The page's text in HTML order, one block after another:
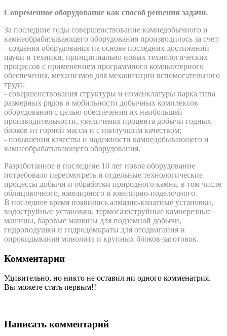
Современное оборудование как способ решения задачи.
За последние годы совершенствование камнедобычного и
камнеобрабатывающего оборудования производилось за счет:
- создания оборудования па основе последних достижений
пауки и техники, принципиально новых технологических
процессов с применением программного компьютерного
обеспечения, механизмов для механизации вспомогательного
труда;
- совершенствования структуры и номенклатуры парка типа
размерных рядов и мобильности добычных комплексов
оборудования с целью обеспечения их наибольшей
производительности, увеличения процента добычи годных
блоков из горной массы и с наилучшим качеством;
- повышения качества и надежности камнедобывающего и
камнеобрабатывающего оборудования.
Разработанное в последние 10 лег новое оборудование
потребовало пересмотреть и отдельные технологические
процессы добычи и обработки природного камня, в том числе
облицовочного, ювелирного и ювелирно-поделочного.
В последнее время появились алмазно-канатные установки,
водоструйные установки, термогазоструйные камнерезные
машины, баровые машины для подземной добычи,
гидроподушки и гидродомкраты для отодвигания и
опрокидывания монолита и крупных блоков-заготовок.
Комментарии
Удивительно, но никто не оставил ни одного комменатрия.
Вы можете стать первым!!
Написать комментарий